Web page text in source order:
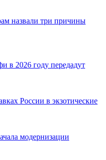
назвали три причины
в 2026 году передадут
России в экзотические
модернизации